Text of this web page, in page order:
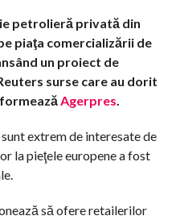
petrolieră privată din
piaţa comercializării de
un proiect de
surse care au dorit
Agerpres
extrem de interesate de
la pieţele europene a fost
să ofere retailerilor